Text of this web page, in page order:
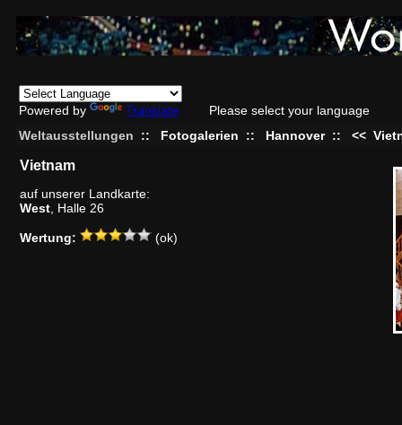
Powered by Translate
Please select your language
Weltausstellungen
:: Fotogalerien :: Hannover :: <<
Vietnam
auf unserer Landkarte:
West , Halle 26
Wertung: (ok)